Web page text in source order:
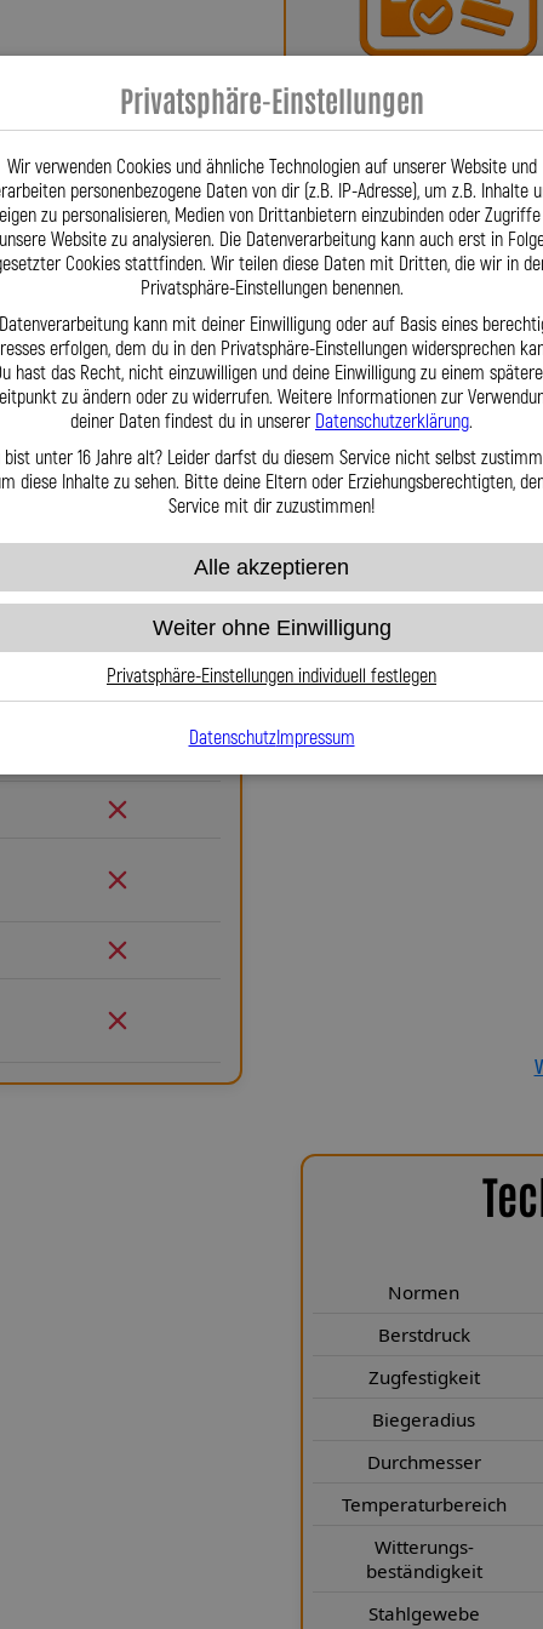
für Stahlflex-Leitungen, um ein
Innovation patentieren – eine
Seither sind Stahlflex-
12|1998–10|2000, HSN 3128,
abgestimmt auf jedes Detail.
Erfahrung können wir nahezu
Fahrzeughersteller sagt: „Gibt es
Lagerbestand gewährleisten
Unser erfahrenes Team steht
Verfügung. Mit der Lothar Spiegler
deutschen Hersteller,
Sonderlösungen – zuverlässig,
gefertigt.
oder ein Teilegutachten!
Fragen? Unser Team ist
per Telefon oder Mail für
Warum Stahlflex-
Wenn es um Sicherheit,
Weg an Stahlflex-
herkömmlichen Gummileitungen
exakten Druckpunkt und
Sicherheit, egal ob im Alltag
Normen
Berstdruck
Zugfestigkeit
Biegeradius
Durchmesser
Temperaturbereich
Witterungs-
beständigkeit
Stahlgewebe
Privatsphäre-Einstellungen
Wir verwenden Cookies und ähnliche Technologien auf unserer Website und
personenbezogene Daten von dir (z.B. IP-Adresse), um z.B. Inhalte
zu personalisieren, Medien von Drittanbietern einzubinden oder
unsere Website zu analysieren. Die Datenverarbeitung kann auch erst in
Cookies stattfinden. Wir teilen diese Daten mit Dritten, die wir in
Privatsphäre-Einstellungen benennen.
kann mit deiner Einwilligung oder auf Basis eines
erfolgen, dem du in den Privatsphäre-Einstellungen widersprechen
hast das Recht, nicht einzuwilligen und deine Einwilligung zu einem
zu ändern oder zu widerrufen. Weitere Informationen zur
deiner Daten findest du in unserer Datenschutzerklärung.
bist unter 16 Jahre alt? Leider darfst du diesem Service nicht selbst
diese Inhalte zu sehen. Bitte deine Eltern oder Erziehungsberechtigten,
Service mit dir zuzustimmen!
Alle akzeptieren
Weiter ohne Einwilligung
Privatsphäre-Einstellungen individuell festlegen
DatenschutzImpressum